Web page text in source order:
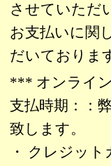
させていただ
お支払いに関
だいておりま
*** オンライ
支払時期：：
致します。
・ クレジッ